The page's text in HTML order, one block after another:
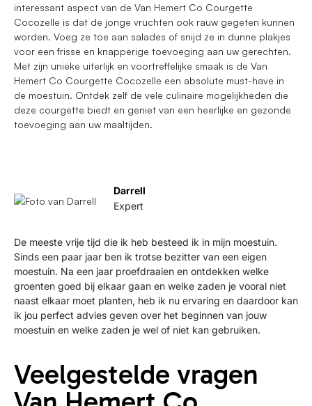
interessant aspect van de Van Hemert Co Courgette
Cocozelle is dat de jonge vruchten ook rauw gegeten kunnen
worden. Voeg ze toe aan salades of snijd ze in dunne plakjes
voor een frisse en knapperige toevoeging aan uw gerechten.
Met zijn unieke uiterlijk en voortreffelijke smaak is de Van
Hemert Co Courgette Cocozelle een absolute must-have in
de moestuin. Ontdek zelf de vele culinaire mogelijkheden die
deze courgette biedt en geniet van een heerlijke en gezonde
toevoeging aan uw maaltijden.
Darrell
Expert
De meeste vrije tijd die ik heb besteed ik in mijn moestuin.
Sinds een paar jaar ben ik trotse bezitter van een eigen
moestuin. Na een jaar proefdraaien en ontdekken welke
groenten goed bij elkaar gaan en welke zaden je vooral niet
naast elkaar moet planten, heb ik nu ervaring en daardoor kan
ik jou perfect advies geven over het beginnen van jouw
moestuin en welke zaden je wel of niet kan gebruiken.
Veelgestelde vragen